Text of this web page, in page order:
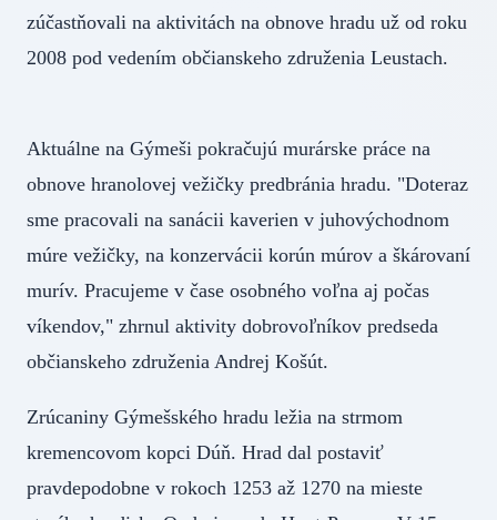
zúčastňovali na aktivitách na obnove hradu už od roku
2008 pod vedením občianskeho združenia Leustach.
Aktuálne na Gýmeši pokračujú murárske práce na
obnove hranolovej vežičky predbránia hradu. "Doteraz
sme pracovali na sanácii kaverien v juhovýchodnom
múre vežičky, na konzervácii korún múrov a škárovaní
murív. Pracujeme v čase osobného voľna aj počas
víkendov," zhrnul aktivity dobrovoľníkov predseda
občianskeho združenia Andrej Košút.
Zrúcaniny Gýmešského hradu ležia na strmom
kremencovom kopci Dúň. Hrad dal postaviť
pravdepodobne v rokoch 1253 až 1270 na mieste